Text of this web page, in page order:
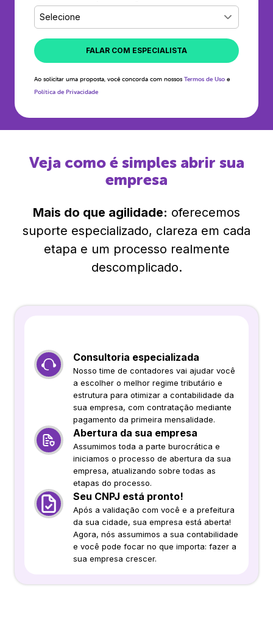
Selecione
FALAR COM ESPECIALISTA
Ao solicitar uma proposta, você concorda com nossos Termos de Uso e
Política de Privacidade
Veja como é simples abrir sua
empresa
Mais do que agilidade: oferecemos
suporte especializado, clareza em cada
etapa e um processo realmente
descomplicado.
Consultoria especializada
Nosso time de contadores vai ajudar você
a escolher o melhor regime tributário e
estrutura para otimizar a contabilidade da
sua empresa, com contratação mediante
pagamento da primeira mensalidade.
Abertura da sua empresa
Assumimos toda a parte burocrática e
iniciamos o processo de abertura da sua
empresa, atualizando sobre todas as
etapas do processo.
Seu CNPJ está pronto!
Após a validação com você e a prefeitura
da sua cidade, sua empresa está aberta!
Agora, nós assumimos a sua contabilidade
e você pode focar no que importa: fazer a
sua empresa crescer.